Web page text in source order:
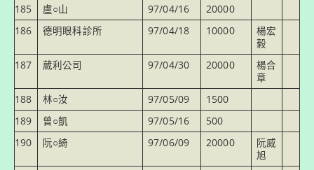
185
盧○山 97/04/16
20000
186
德明眼科診所 97/04/18 10000
楊宏
毅
187
葳利公司 97/04/30 20000
楊合
章
188
林○汝 97/05/09
1500
189
曾○凱 97/05/16
500
190
阮○綺 97/06/09 20000
阮威
旭